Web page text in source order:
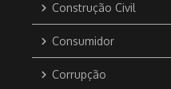
Construção Civil
Consumidor
Corrupção